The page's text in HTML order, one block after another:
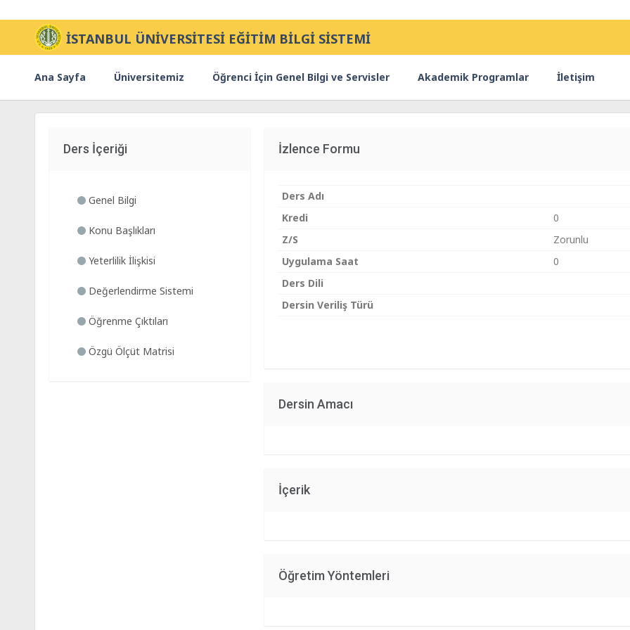
İSTANBUL ÜNİVERSİTESİ EĞİTİM BİLGİ SİSTEMİ
Ana Sayfa Üniversitemiz Öğrenci İçin Genel Bilgi ve Servisler Akademik Programlar İletişim
Ders İçeriği
Genel Bilgi
Konu Başlıkları
Yeterlilik İlişkisi
Değerlendirme Sistemi
Öğrenme Çıktıları
Özgü Ölçüt Matrisi
İzlence Formu
Ders Adı
Kredi
0
Z/S
Zorunlu
Uygulama Saat
0
Ders Dili
Dersin Veriliş Türü
Dersin Amacı
İçerik
Öğretim Yöntemleri